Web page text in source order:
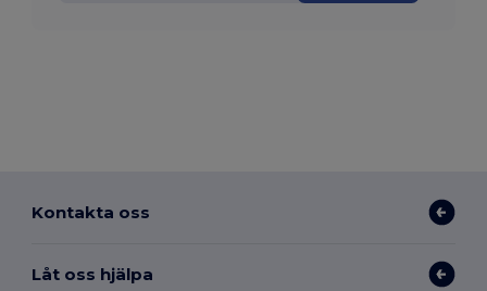
Kontakta oss
Låt oss hjälpa